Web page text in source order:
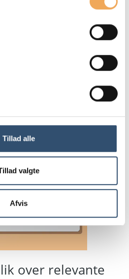
Tillad alle
valgte
Afvis
over relevante